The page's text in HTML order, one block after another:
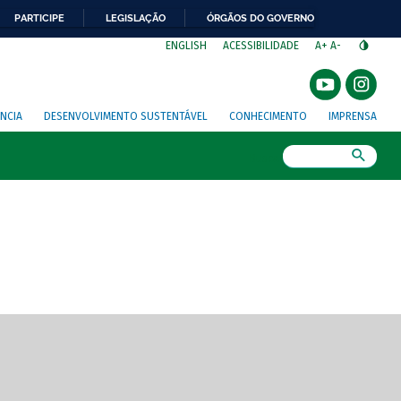
PARTICIPE LEGISLAÇÃO ÓRGÃOS DO GOVERNO
ENGLISH ACESSIBILIDADE A+ A-
DESENVOLVIMENTO SUSTENTÁVEL CONHECIMENTO IMPRENSA
de tela